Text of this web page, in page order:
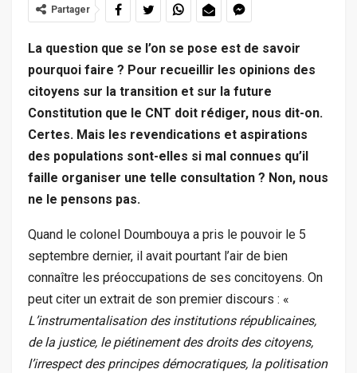
Partager
La question que se l’on se pose est de savoir
pourquoi faire ? Pour recueillir les opinions des
citoyens sur la transition et sur la future
Constitution que le CNT doit rédiger, nous dit-on.
Certes. Mais les revendications et aspirations
des populations sont-elles si mal connues qu’il
faille organiser une telle consultation ? Non, nous
ne le pensons pas.
Quand le colonel Doumbouya a pris le pouvoir le 5
septembre dernier, il avait pourtant l’air de bien
connaître les préoccupations de ses concitoyens. On
peut citer un extrait de son premier discours : «
L’instrumentalisation des institutions républicaines,
de la justice, le piétinement des droits des citoyens,
l’irrespect des principes démocratiques, la politisation